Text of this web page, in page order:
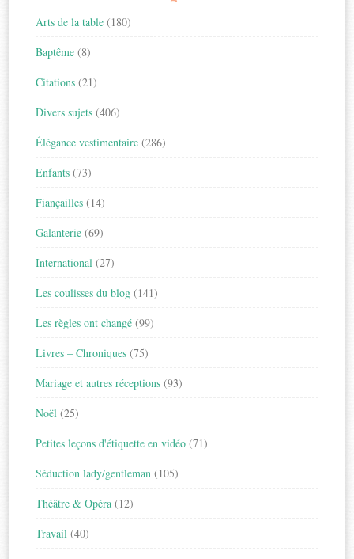
Arts de la table (180)
Baptême (8)
Citations (21)
Divers sujets (406)
Élégance vestimentaire (286)
Enfants (73)
Fiançailles (14)
Galanterie (69)
International (27)
Les coulisses du blog (141)
Les règles ont changé (99)
Livres – Chroniques (75)
Mariage et autres réceptions (93)
Noël (25)
Petites leçons d'étiquette en vidéo (71)
Séduction lady/gentleman (105)
Théâtre & Opéra (12)
Travail (40)